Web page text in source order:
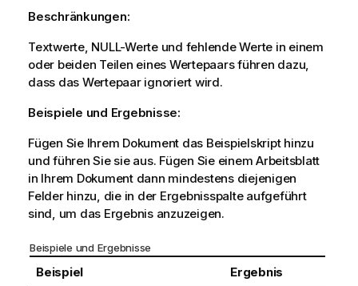
Beschränkungen:
Textwerte, NULL-Werte und fehlende Werte in einem
oder beiden Teilen eines Wertepaars führen dazu,
dass das Wertepaar ignoriert wird.
Beispiele und Ergebnisse:
Fügen Sie Ihrem Dokument das Beispielskript hinzu
und führen Sie sie aus. Fügen Sie einem Arbeitsblatt
in Ihrem Dokument dann mindestens diejenigen
Felder hinzu, die in der Ergebnisspalte aufgeführt
sind, um das Ergebnis anzuzeigen.
Beispiele und Ergebnisse
Beispiel Ergebnis